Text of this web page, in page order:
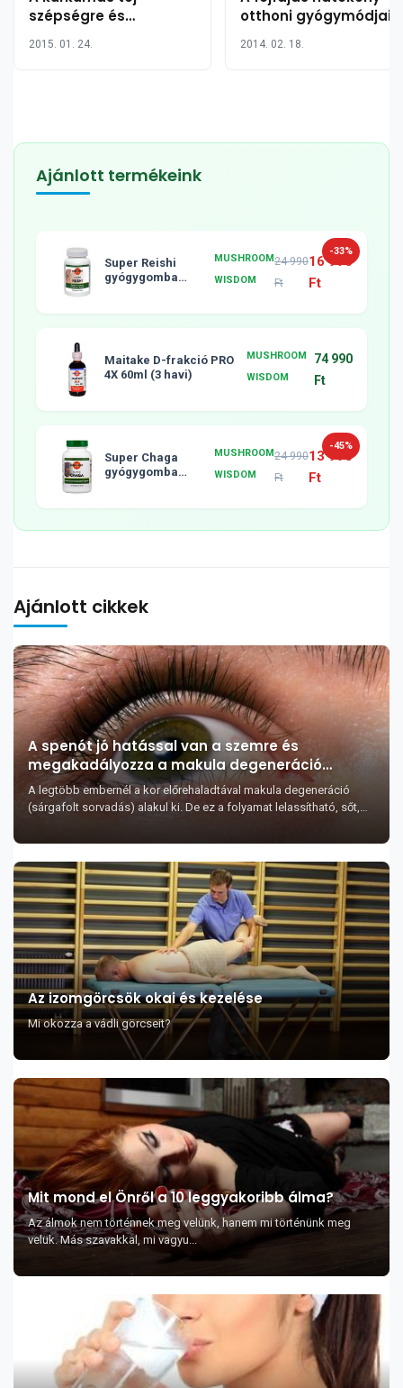
szépségre és
jótékony hatása 16
2015. 01. 24.
otthoni gyógymódjai
2014. 02. 18.
Ajánlott termékeink
-33%
Super Reishi
gyógygomba
MUSHROOM
WISDOM
24 990
Ft
16 990
Ft
Maitake D-frakció PRO
4X 60ml (3 havi)
MUSHROOM
WISDOM
74 990
Ft
-45%
Super Chaga
gyógygomba
MUSHROOM
WISDOM
24 990
Ft
13 990
Ft
Ajánlott cikkek
A spenót jó hatással van a szemre és
megakadályozza a makula degeneráció
kialakulását
A legtöbb embernél a kor előrehaladtával makula degeneráció
(sárgafolt sorvadás) alakul ki. De ez a folyamat lelassítható, sőt,
Az izomgörcsök okai és kezelése
Mi okozza a vádli görcseit?
Mit mond el Önről a 10 leggyakoribb álma?
Az álmok nem történnek meg velünk, hanem mi történünk meg
velük. Más szavakkal, mi vagyu...